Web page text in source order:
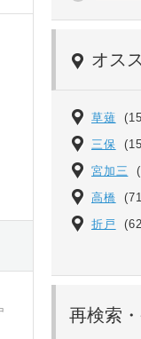
オス
草薙
三保
宮加三
高橋
折戸
再検索